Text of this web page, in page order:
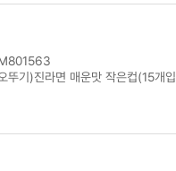
뚜기)진라면 매운맛 작은컵(15개